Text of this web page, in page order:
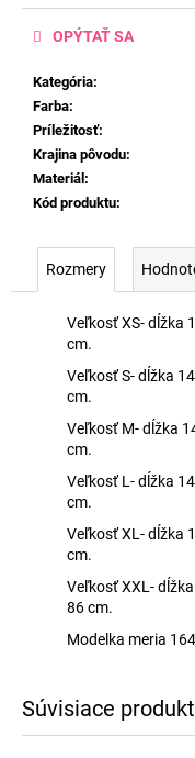
Kategória:
Farba:
Príležitosť:
Krajina pôvodu:
Materiál:
Kód produktu:
OPÝTAŤ SA
Rozmery
Veľkosť XS- dĺžka
cm.
Veľkosť S- dĺžka
cm.
Veľkosť M- dĺžka
cm.
Veľkosť L- dĺžka
cm.
Veľkosť XL- dĺžka
cm.
Veľkosť XXL-
86 cm.
Modelka meria